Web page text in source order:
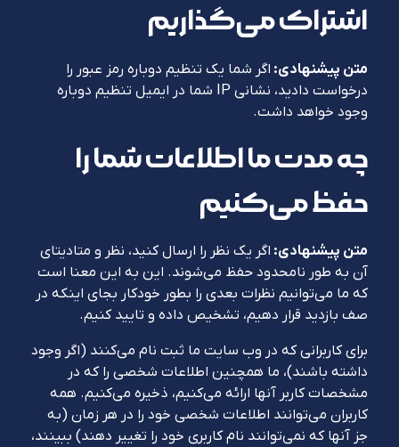
اشتراک می‌گذاریم
متن پیشنهادی: اگر شما یک تنظیم دوباره رمز عبور را
درخواست دادید، نشانی IP شما در ایمیل تنظیم دوباره
وجود خواهد داشت.
چه مدت ما اطلاعات شما را
حفظ می‌کنیم
متن پیشنهادی: اگر یک نظر را ارسال کنید، نظر و متادیتای
آن به طور نامحدود حفظ می‌شوند. این به این معنا است
که ما می‌توانیم نظرات بعدی را بطور خودکار بجای اینکه در
صف بازدید قرار دهیم، تشخیص داده و تایید کنیم.
برای کاربرانی که در وب سایت ما ثبت نام می‌کنند (اگر وجود
داشته باشند)، ما همچنین اطلاعات شخصی را که در
مشخصات کاربر آنها ارائه می‌کنیم، ذخیره می‌کنیم. همه
کاربران می‌توانند اطلاعات شخصی خود را در هر زمان (به
جز آنها که نمی‌توانند نام کاربری خود را تغییر دهند) ببینند،